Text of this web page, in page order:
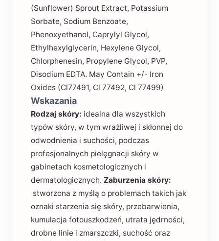
(Sunflower) Sprout Extract, Potassium
Sorbate, Sodium Benzoate,
Phenoxyethanol, Caprylyl Glycol,
Ethylhexylglycerin, Hexylene Glycol,
Chlorphenesin, Propylene Glycol, PVP,
Disodium EDTA. May Contain +/- Iron
Oxides (Cl77491, Cl 77492, Cl 77499)
Wskazania
Rodzaj skóry: idealna dla wszystkich
typów skóry, w tym wrażliwej i skłonnej do
odwodnienia i suchości, podczas
profesjonalnych pielęgnacji skóry w
gabinetach kosmetologicznych i
dermatologicznych. Zaburzenia skóry:
stworzona z myślą o problemach takich jak
oznaki starzenia się skóry, przebarwienia,
kumulacja fotouszkodzeń, utrata jędrności,
drobne linie i zmarszczki, suchość oraz